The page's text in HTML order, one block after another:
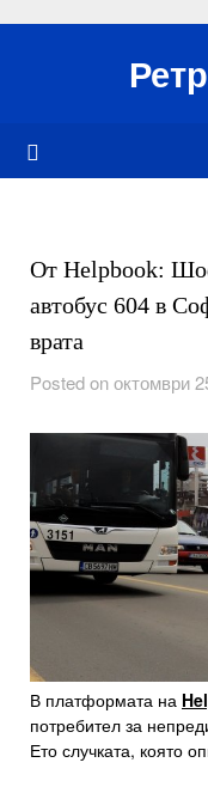
От Helpbook:
автобус 604 в
врата
Posted on октомври
В платформата на
потребител за
Ето случката, която